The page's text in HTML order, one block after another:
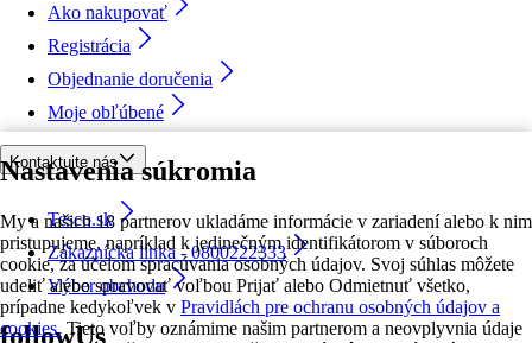
Nastavenia súkromia
My a našich 18 partnerov ukladáme informácie v zariadení alebo k nim
pristupujeme, napríklad k jedinečným identifikátorom v súboroch
cookie, za účelom spracúvania osobných údajov. Svoj súhlas môžete
udeliť alebo spravovať voľbou Prijať alebo Odmietnuť všetko,
prípadne kedykoľvek v Pravidlách pre ochranu osobných údajov a
cookies. Tieto voľby oznámime našim partnerom a neovplyvnia údaje
Ako nakupovať
Registrácia
Objednanie doručenia
Moje obľúbené
Kontaktujte nás
Tesco.sk
Zákaznícka linka - 0800222333
Výber obchodu
followUs